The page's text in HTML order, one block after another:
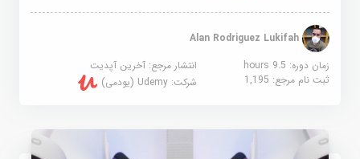
Alan Rodriguez Lukifah
زمان دوره: 9.5 hours
انتشار مرجع:آخرین آپدیت
ثبت نام مرجع:1,195 شرکت:Udemy (یودمی)